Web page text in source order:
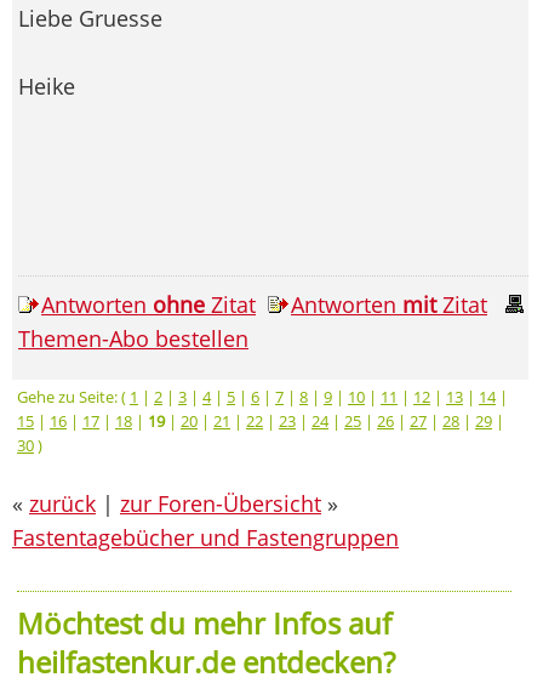
Liebe Gruesse
Heike
Antworten ohne Zitat Antworten mitZitat
Themen-Abo bestellen
Gehe zu Seite: ( 1 | 2 | 3 | 4| 5 | 6 | 7 | 8 | 9 | 10 | 11 | 12 | 13 | 14|
15 | 16 | 17 | 18 | 19| 20 | 21 | 22 | 23 | 24| 25 | 26 | 27 | 28 | 29 |
30)
« zurück | zur Foren-Übersicht »
Fastentagebücher und Fastengruppen
Möchtest du mehr Infos auf
heilfastenkur.de entdecken?